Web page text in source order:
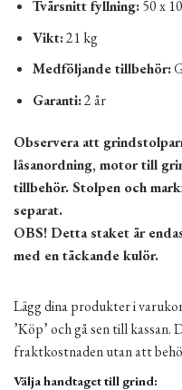
Tvärsnitt fyllning:50 x
Vikt:21 kg
Medföljande tillbehör:
Garanti:2 år
Observera att
låsanordning, motor till
tillbehör. Stolpen och
separat.
OBS! Detta staket är
med en täckande kulör.
Lägg dina produkter i
’Köp’ och gå sen till kassan.
fraktkostnaden utan att
Välja handtaget till grind: